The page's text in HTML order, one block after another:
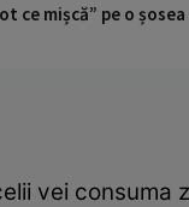
ce mișcă” pe o
vei